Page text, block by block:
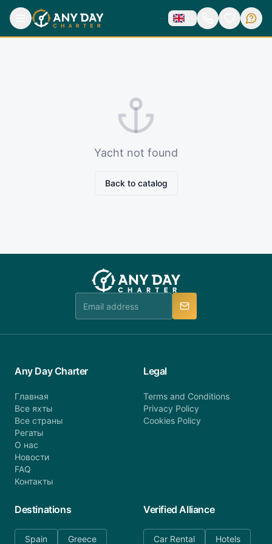
Yacht not found
Back to catalog
Any Day Charter
Главная
Все яхты
Все страны
Регаты
О нас
Новости
FAQ
Контакты
Legal
Terms and Conditions
Privacy Policy
Cookies Policy
Destinations
Spain Greece
Verified Alliance
Car Rental Hotels